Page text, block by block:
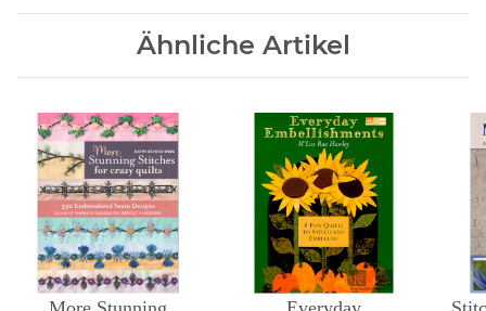
Ähnliche Artikel